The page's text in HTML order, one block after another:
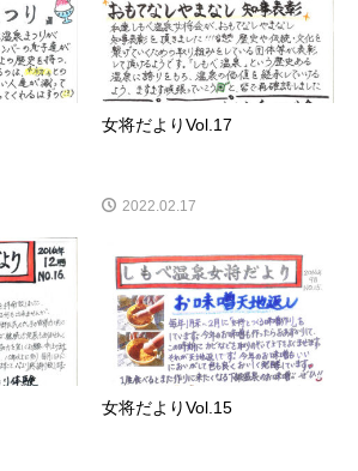
女将だよりVol.17
2022.02.17
女将だよりVol.15